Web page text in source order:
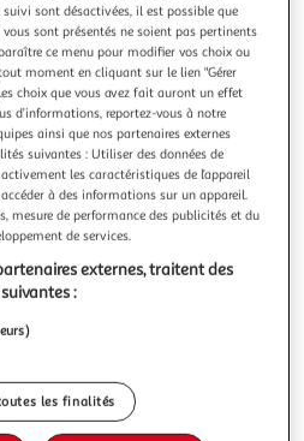
60x130cm argent
: L. 60 x H. 130 cm
Facile
4 jours
sont désactivées, il est possible que
sont présentés ne soient pas pertinents
ce menu pour modifier vos choix ou
moment en cliquant sur le lien "Gérer
choix que vous avez fait auront un effet
d’informations, reportez-vous à notre
ainsi que nos partenaires externes
suivantes : Utiliser des données de
les caractéristiques de l’appareil
à des informations sur un appareil.
mesure de performance des publicités et du
de services.
externes, traitent des
:
les finalités